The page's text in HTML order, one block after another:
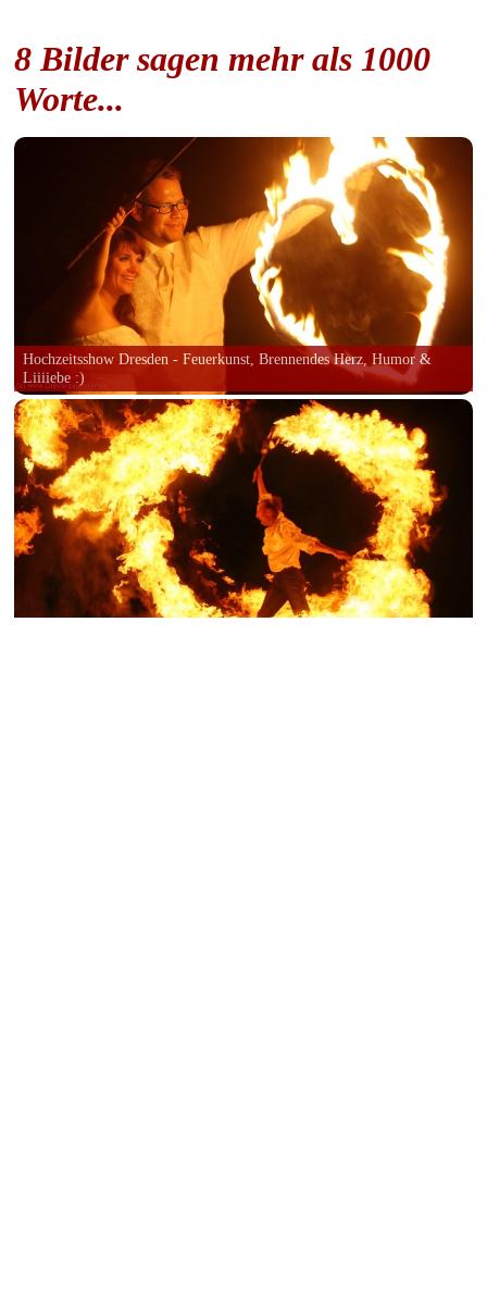
8 Bilder sagen mehr als 1000
Worte...
Hochzeitsshow Dresden - Feuerkunst, Brennendes Herz, Humor &
Liiiiebe :)